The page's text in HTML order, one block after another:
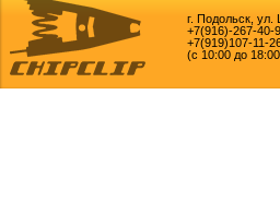
г. Подольск, ул.
+7(916)-267-40-
+7(919)107-11-
(с 10:00 до